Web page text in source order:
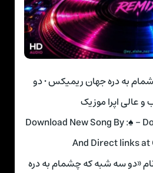
به دره جهان ریمیکس • دو
عالی اپرا موزیک
Download New Song By :♠ –
And Direct links
«دو سه شبه که چشمام به دره